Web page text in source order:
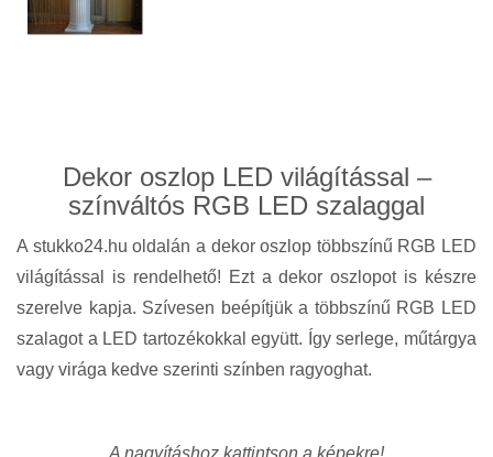
Dekor oszlop LED világítással –
színváltós RGB LED szalaggal
A stukko24.hu oldalán a dekor oszlop többszínű RGB LED
világítással is rendelhető! Ezt a dekor oszlopot is készre
szerelve kapja. Szívesen beépítjük a többszínű RGB LED
szalagot a LED tartozékokkal együtt. Így serlege, műtárgya
vagy virága kedve szerinti színben ragyoghat.